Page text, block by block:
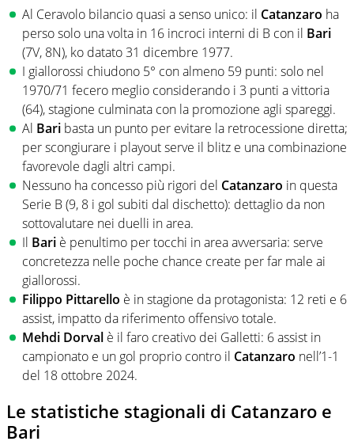
Al Ceravolo bilancio quasi a senso unico: il Catanzaro ha
perso solo una volta in 16 incroci interni di B con il Bari
(7V, 8N), ko datato 31 dicembre 1977.
I giallorossi chiudono 5° con almeno 59 punti: solo nel
1970/71 fecero meglio considerando i 3 punti a vittoria
(64), stagione culminata con la promozione agli spareggi.
Al Bari basta un punto per evitare la retrocessione diretta;
per scongiurare i playout serve il blitz e una combinazione
favorevole dagli altri campi.
Nessuno ha concesso più rigori del Catanzaro in questa
Serie B (9, 8 i gol subiti dal dischetto): dettaglio da non
sottovalutare nei duelli in area.
Il Bari è penultimo per tocchi in area avversaria: serve
concretezza nelle poche chance create per far male ai
giallorossi.
Filippo Pittarello è in stagione da protagonista: 12 reti e 6
assist, impatto da riferimento offensivo totale.
Mehdi Dorval è il faro creativo dei Galletti: 6 assist in
campionato e un gol proprio contro il Catanzaro nell’1-1
del 18 ottobre 2024.
Le statistiche stagionali di Catanzaro e
Bari